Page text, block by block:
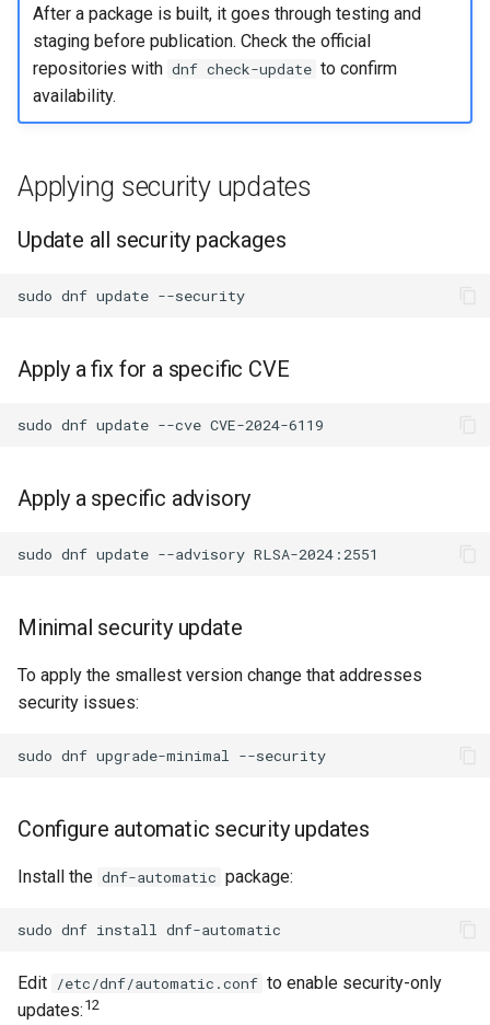
After a package is built, it goes through testing and
staging before publication. Check the official
repositories with dnf check-update to confirm
availability.
Applying security updates
Update all security packages
sudo dnf update
Apply a fix for a specific CVE
sudo dnf update --cve
Apply a specific advisory
sudo dnf update --advisory
Minimal security update
To apply the smallest version change that addresses
security issues:
sudo dnf upgrade-minimal
Configure automatic security updates
Install the dnf-automatic package:
sudo dnf install
Edit /etc/dnf/automatic.conf to enable security-only
updates: 12